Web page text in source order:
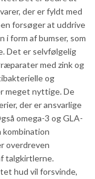
der er fyldt med
forsøger at uddrive
i form af bumser, som
Det er selvfølgelig
med zink og
og
meget nyttige. De
der er ansvarlige
omega-3 og GLA-
kombination
overdreven
talgkirtlerne.
hud vil forsvinde,